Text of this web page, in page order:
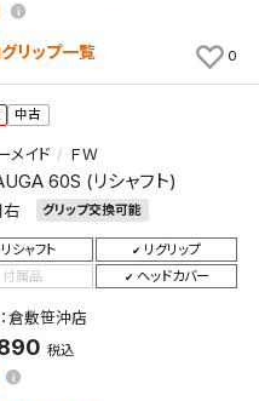
リップ一覧 0
中古
メイド ＦＷ
60S (リシャフト)
グリップ交換可能
リシャフト
リグリップ
付属品
ヘッドカバー
倉敷笹沖店
税込
きません。
る
ル